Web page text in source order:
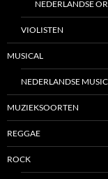
NEDERLANDSE
VIOLISTEN
MUSICAL
NEDERLANDSE
MUZIEKSOORTEN
REGGAE
ROCK